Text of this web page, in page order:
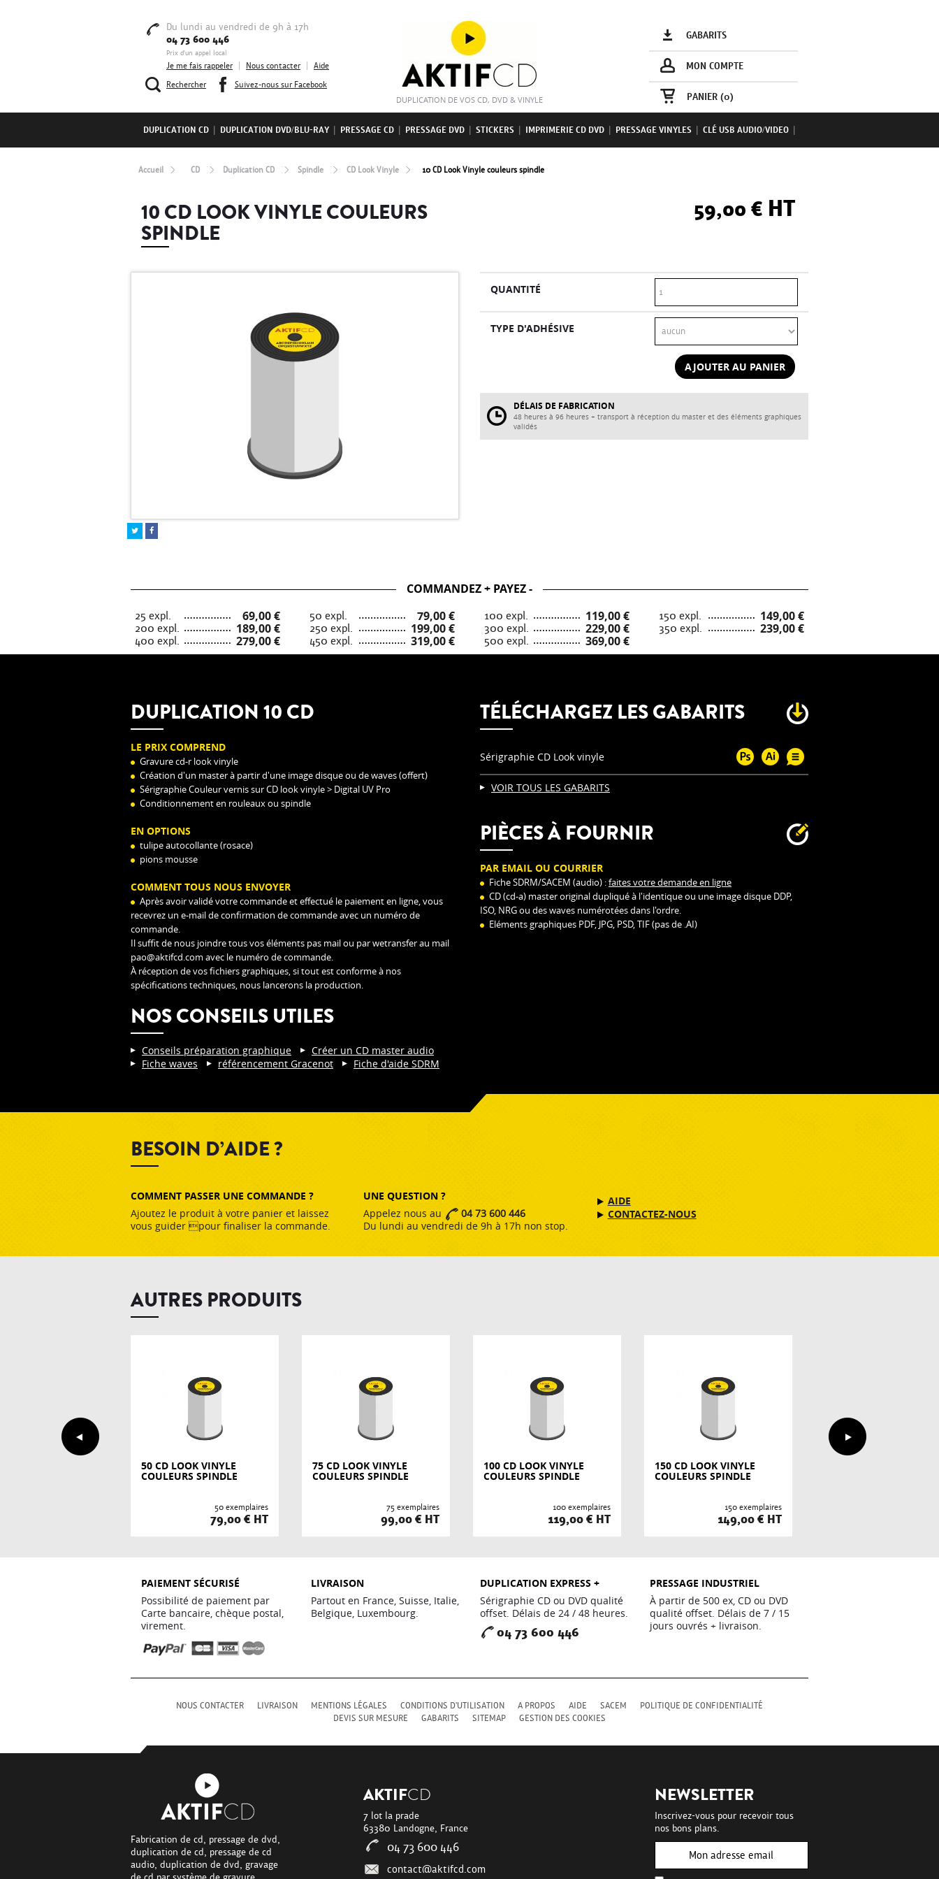
Du lundi au vendredi de 9h à 17h
04 73 600 446
Prix d'un appel local
Je me fais rappeler Nous contacter
Aide
Rechercher
Suivez-nous sur Facebook
DUPLICATION DE VOS CD, DVD & VINYLE
GABARITS
MON COMPTE
PANIER (0)
DUPLICATION CD DUPLICATION DVD/BLU-RAY PRESSAGE CD PRESSAGE DVD STICKERS IMPRIMERIE CD DVD PRESSAGE VINYLES CLÉ USB AUDIO/VIDEO
Accueil CD Duplication CD Spindle CD Look Vinyle 10 CD Look Vinyle couleurs spindle
10 CD LOOK VINYLE COULEURS
SPINDLE
59,00 € HT
QUANTITÉ
TYPE D'ADHÉSIVE
AJOUTER AU PANIER
DÉLAIS DE FABRICATION
48 heures à 96 heures + transport à réception du master et des éléments graphiques
validés
COMMANDEZ + PAYEZ -
25 expl.
69,00 € 50 expl. 79,00 € 100 expl. 119,00 € 150 expl.
149,00 €
200 expl.
189,00 € 250 expl. 199,00 € 300 expl. 229,00 € 350 expl.
239,00 €
400 expl.
279,00 € 450 expl. 319,00 € 500 expl. 369,00 €
DUPLICATION 10 CD
LE PRIX COMPREND
Gravure cd-r look vinyle
Création d'un master à partir d'une image disque ou de waves (offert)
Sérigraphie Couleur vernis sur CD look vinyle > Digital UV Pro
Conditionnement en rouleaux ou spindle
EN OPTIONS
tulipe autocollante (rosace)
pions mousse
COMMENT TOUS NOUS ENVOYER
Après avoir validé votre commande et effectué le paiement en ligne, vous
recevrez un e-mail de confirmation de commande avec un numéro de
commande.
Il suffit de nous joindre tous vos éléments pas mail ou par wetransfer au mail
pao@aktifcd.com avec le numéro de commande.
À réception de vos fichiers graphiques, si tout est conforme à nos
spécifications techniques, nous lancerons la production.
NOS CONSEILS UTILES
Conseils préparation graphique
Créer un CD master audio
Fiche waves
référencement Gracenot Fiche d'aide SDRM
TÉLÉCHARGEZ LES GABARITS
Sérigraphie CD Look vinyle
VOIR TOUS LES GABARITS
PIÈCES À FOURNIR
PAR EMAIL OU COURRIER
Fiche SDRM/SACEM (audio) :faites votre demande en ligne
CD (cd-a) master original dupliqué à l'identique ou une image disque DDP,
ISO, NRG ou des waves numérotées dans l'ordre.
Eléments graphiques PDF, JPG, PSD, TIF (pas de .AI)
BESOIN D’AIDE ?
COMMENT PASSER UNE COMMANDE ?
Ajoutez le produit à votre panier et laissez
vous guider pour finaliser la commande.
UNE QUESTION ?
Appelez nous au
04 73 600 446
Du lundi au vendredi de 9h à 17h non stop.
AIDE
CONTACTEZ-NOUS
AUTRES PRODUITS
50 CD LOOK VINYLE
COULEURS SPINDLE
50 exemplaires
79,00 € HT
75 CD LOOK VINYLE
COULEURS SPINDLE
75 exemplaires
99,00 € HT
100 CD LOOK VINYLE
COULEURS SPINDLE
100 exemplaires
119,00 € HT
150 CD LOOK VINYLE
COULEURS SPINDLE
150 exemplaires
149,00 € HT
PAIEMENT SÉCURISÉ
Possibilité de paiement par
Carte bancaire, chèque postal,
virement.
LIVRAISON
Partout en France, Suisse, Italie,
Belgique, Luxembourg.
DUPLICATION EXPRESS +
Sérigraphie CD ou DVD qualité
offset. Délais de 24 / 48 heures.
04 73 600 446
PRESSAGE INDUSTRIEL
À partir de 500 ex, CD ou DVD
qualité offset. Délais de 7 / 15
jours ouvrés + livraison.
NOUS CONTACTER LIVRAISON MENTIONS LÉGALES CONDITIONS D'UTILISATION A PROPOS AIDE SACEM
POLITIQUE DE CONFIDENTIALITÉ
DEVIS SUR MESURE
GABARITS SITEMAP GESTION DES COOKIES
Fabrication de cd, pressage de dvd,
duplication de cd, pressage de cd
audio, duplication de dvd, gravage
AKTIFCD
7 lot la prade
63380 Landogne, France
04 73 600 446
contact@aktifcd.com
NEWSLETTER
Inscrivez-vous pour recevoir tous
nos bons plans.